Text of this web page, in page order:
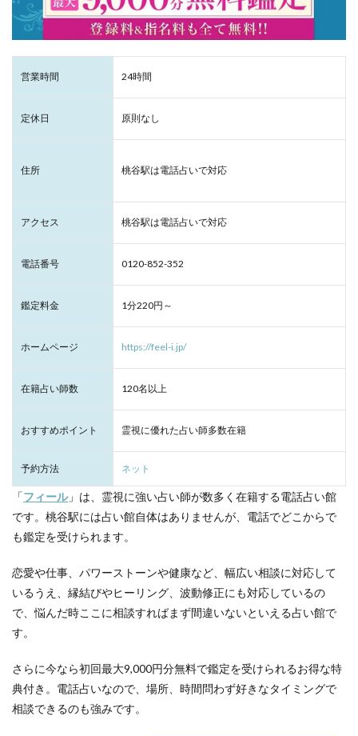
営業時間 24時間
定休日 原則なし
住所 桃谷駅は電話占いで対応
アクセス 桃谷駅は電話占いで対応
電話番号 0120-852-352
鑑定料金 1分220円～
ホームページ https://feel-i.jp/
在籍占い師数 120名以上
おすすめポイント 霊視に優れた占い師多数在籍
予約方法 ネット
「フィール」は、霊視に強い占い師が数多く在籍する電話占い館
です。桃谷駅には占い館自体はありませんが、電話でどこからで
も鑑定を受けられます。
恋愛や仕事、パワーストーンや健康など、幅広い相談に対応して
いるうえ、縁結びやヒーリング、波動修正にも対応しているの
で、悩んだ時ここに相談すればまず間違いないといえる占い館で
す。
さらに今なら初回最大9,000円分無料で鑑定を受けられるお得な特
典付き。電話占いなので、場所、時間問わず好きなタイミングで
相談できるのも強みです。